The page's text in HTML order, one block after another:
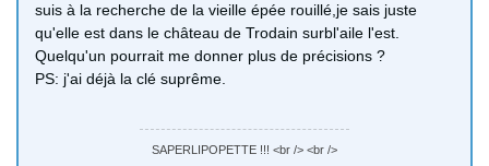
suis à la recherche de la vieille épée rouillé,je sais juste
qu'elle est dans le château de Trodain surbl'aile l'est.
Quelqu'un pourrait me donner plus de précisions ?
PS: j'ai déjà la clé suprême.
SAPERLIPOPETTE !!! <br /> <br />